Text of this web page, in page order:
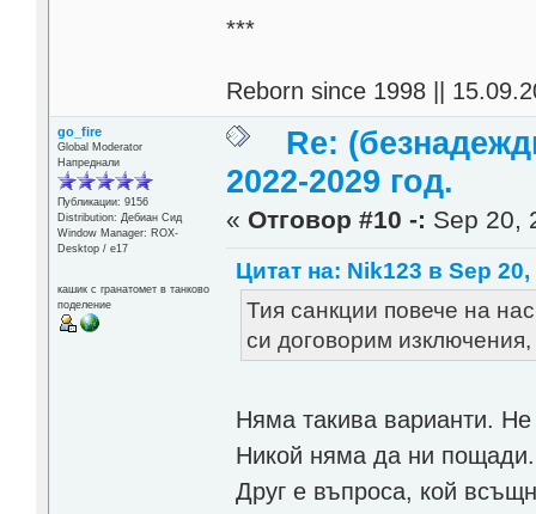
***
Reborn since 1998 ||
go_fire
Global Moderator
Напреднали
Публикации: 9156
Distribution: Дебиан Сид
Window Manager: ROX-
Desktop / е17
кашик с гранатомет в танково
поделение
Re:
2022-2029 год.
« Отговор #10 -: Sep 20,
Цитат на: Nik123 в Sep
Тия санкции повече на
си договорим изключения,
Няма такива варианти.
Никой няма да ни пощади.
Друг е въпроса, кой